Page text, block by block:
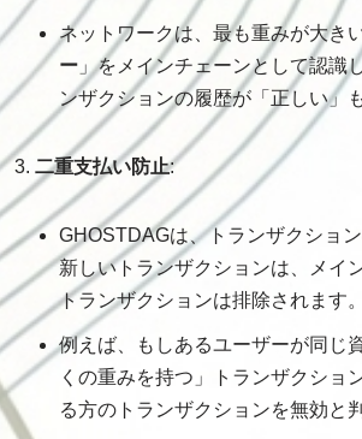
ネットワークは、最も重みが大き
ー」をメインチェーンとして認識
ンザクションの履歴が「正しい」
二重支払い防止:
GHOSTDAGは、トランザクショ
新しいトランザクションは、メイ
トランザクションは排除されます。
例えば、もしあるユーザーが同じ
くの重みを持つ」トランザクショ
る方のトランザクションを無効と